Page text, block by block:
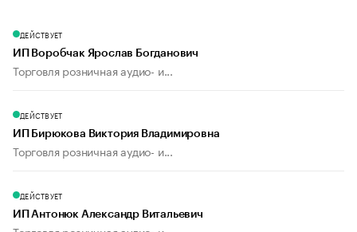
ДЕЙСТВУЕТ
ИП Воробчак Ярослав Богданович
Торговля розничная аудио- и...
ДЕЙСТВУЕТ
ИП Бирюкова Виктория Владимировна
Торговля розничная аудио- и...
ДЕЙСТВУЕТ
ИП Антонюк Александр Витальевич